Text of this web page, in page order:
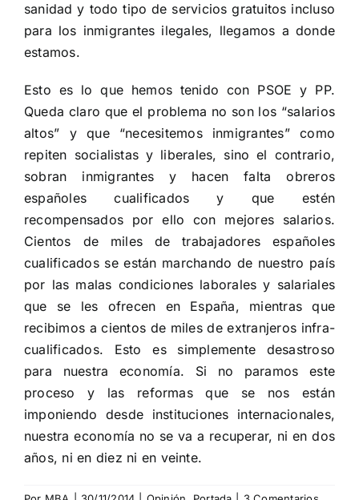
sanidad y todo tipo de servicios gratuitos incluso
para los inmigrantes ilegales, llegamos a donde
estamos.
Esto es lo que hemos tenido con PSOE y PP.
Queda claro que el problema no son los “salarios
altos” y que “necesitemos inmigrantes” como
repiten socialistas y liberales, sino el contrario,
sobran inmigrantes y hacen falta obreros
españoles cualificados y que estén
recompensados por ello con mejores salarios.
Cientos de miles de trabajadores españoles
cualificados se están marchando de nuestro país
por las malas condiciones laborales y salariales
que se les ofrecen en España, mientras que
recibimos a cientos de miles de extranjeros infra-
cualificados. Esto es simplemente desastroso
para nuestra economía. Si no paramos este
proceso y las reformas que se nos están
imponiendo desde instituciones internacionales,
nuestra economía no se va a recuperar, ni en dos
años, ni en diez ni en veinte.